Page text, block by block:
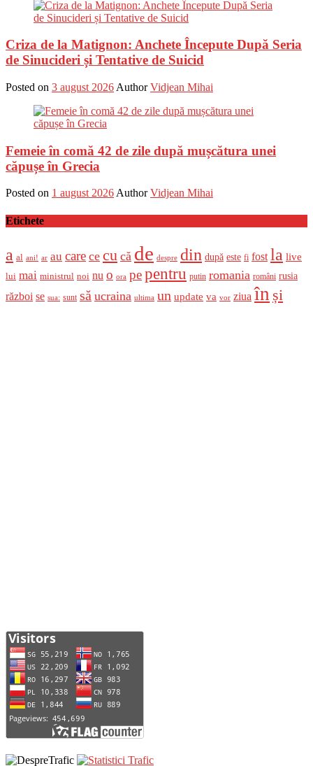
Criza de la Matignon: Anchete Începute După Seria
de Sinucideri și Tentative de Suicid
Posted on 3 august 2026 Author Vidjean Mihai
Femeie în comă 42 de zile după mușcătura unei
căpușe în Grecia
Posted on 1 august 2026 Author Vidjean Mihai
Etichete
a al ani! ar au care ce cu că de despre din după este fi fost la live
lui mai ministrul noi nu o ora pepentru putin romania români rusia
război se sua: sunt să ucraina ultima un update va vor ziua în și